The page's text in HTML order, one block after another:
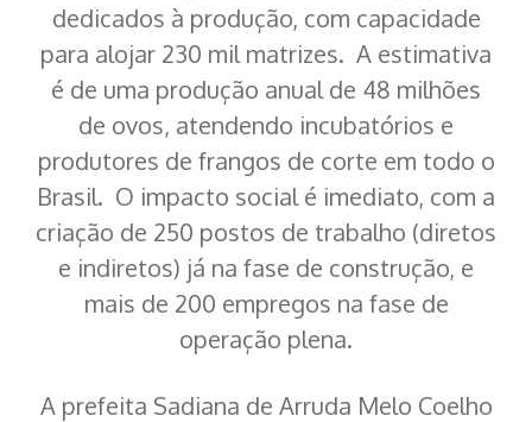
dedicados à produção, com capacidade
para alojar 230 mil matrizes. A estimativa
é de uma produção anual de 48 milhões
de ovos, atendendo incubatórios e
produtores de frangos de corte em todo o
Brasil. O impacto social é imediato, com a
criação de 250 postos de trabalho (diretos
e indiretos) já na fase de construção, e
mais de 200 empregos na fase de
operação plena.
A prefeita Sadiana de Arruda Melo Coelho